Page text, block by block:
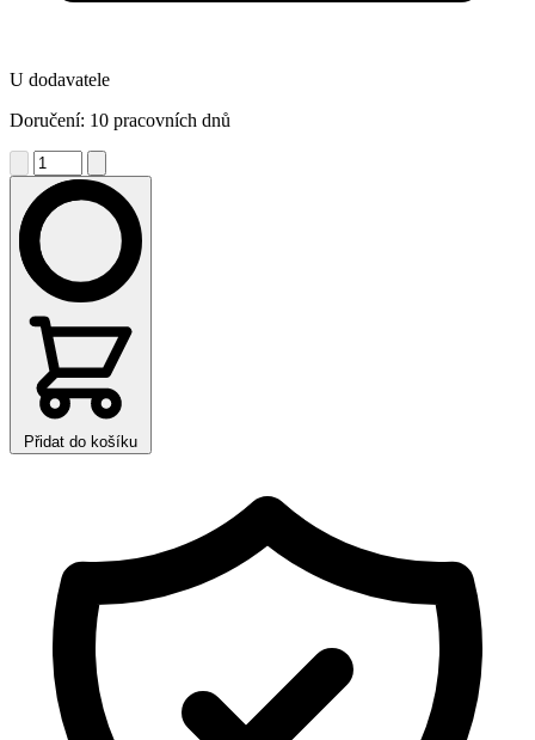
U dodavatele
Doručení: 10 pracovních dnů
Přidat do košíku